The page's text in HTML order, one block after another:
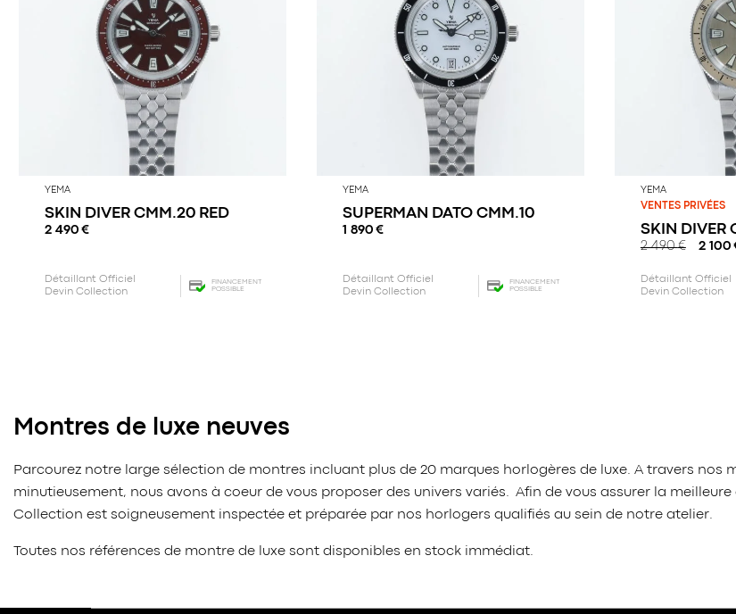
YEMA
SKIN DIVER CMM.20 RED
2 490€
Détaillant Officiel
Devin Collection
FINANCEMENT
POSSIBLE
YEMA
SUPERMAN DATO CMM.10
1 890€
Détaillant Officiel
Devin Collection
FINANCEMENT
POSSIBLE
YEMA
VENTES PRIVÉES
SKIN DIVER
2 490€ 2 100
Détaillant Officiel
Devin Collection
Montres de luxe neuves
Parcourez notre large sélection de montres incluant plus de 20 marques horlogères de luxe. A travers
minutieusement, nous avons à coeur de vous proposer des univers variés. Afin de vous assurer la
Collection est soigneusement inspectée et préparée par nos horlogers qualifiés au sein de notre atelier.
Toutes nos références de montre de luxe sont disponibles en stock immédiat.